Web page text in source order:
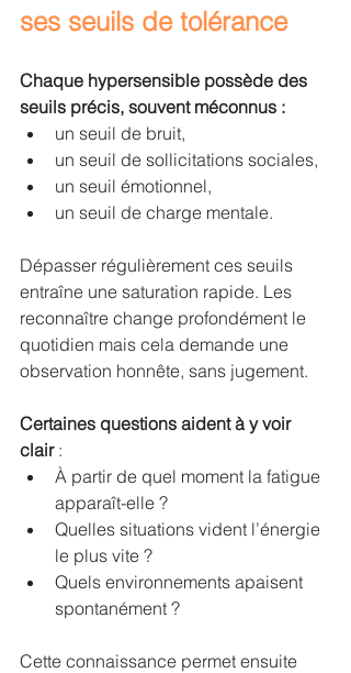
ses seuils de tolérance
Chaque hypersensible possède des
seuils précis, souvent méconnus :
un seuil de bruit,
un seuil de sollicitations sociales,
un seuil émotionnel,
un seuil de charge mentale.
Dépasser régulièrement ces seuils
entraîne une saturation rapide. Les
reconnaître change profondément le
quotidien mais cela demande une
observation honnête, sans jugement.
Certaines questions aident à y voir
clair :
À partir de quel moment la fatigue
apparaît-elle ?
Quelles situations vident l’énergie
le plus vite ?
Quels environnements apaisent
spontanément ?
Cette connaissance permet ensuite